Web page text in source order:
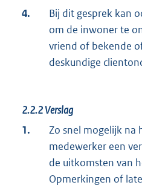
4.
Bij dit gesprek kan
om de inwoner te
vriend of bekende
deskundige
2.2.2Verslag
1.
Zo snel mogelijk na
medewerker een
de uitkomsten van
Opmerkingen of